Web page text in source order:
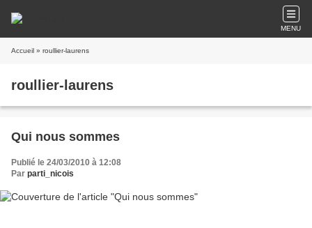
MENU
Accueil » roullier-laurens
roullier-laurens
Qui nous sommes
Publié le 24/03/2010 à 12:08
Par parti_nicois